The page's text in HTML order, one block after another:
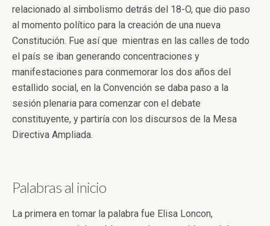
relacionado al simbolismo detrás del 18-O, que dio paso
al momento político para la creación de una nueva
Constitución. Fue así que mientras en las calles de todo
el país se iban generando concentraciones y
manifestaciones para conmemorar los dos años del
estallido social, en la Convención se daba paso a la
sesión plenaria para comenzar con el debate
constituyente, y partiría con los discursos de la Mesa
Directiva Ampliada.
Palabras al inicio
La primera en tomar la palabra fue Elisa Loncon,